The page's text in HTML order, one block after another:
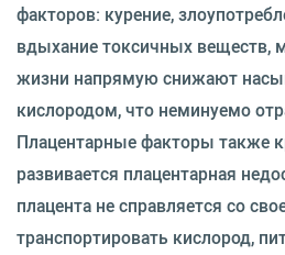
факторов: курение,
вдыхание токсичных веществ,
жизни напрямую снижают
кислородом, что неминуемо
Плацентарные факторы также
развивается плацентарная
плацента не справляется со
транспортировать кислород,